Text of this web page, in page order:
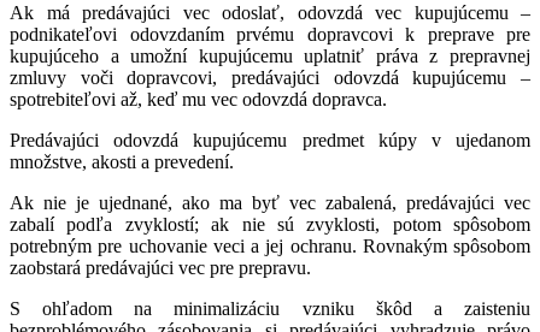
Ak má predávajúci vec odoslať, odovzdá vec kupujúcemu –
podnikateľovi odovzdaním prvému dopravcovi k preprave pre
kupujúceho a umožní kupujúcemu uplatniť práva z prepravnej
zmluvy voči dopravcovi, predávajúci odovzdá kupujúcemu –
spotrebiteľovi až, keď mu vec odovzdá dopravca.
Predávajúci odovzdá kupujúcemu predmet kúpy v ujedanom
množstve, akosti a prevedení.
Ak nie je ujednané, ako ma byť vec zabalená, predávajúci vec
zabalí podľa zvyklostí; ak nie sú zvyklosti, potom spôsobom
potrebným pre uchovanie veci a jej ochranu. Rovnakým spôsobom
zaobstará predávajúci vec pre prepravu.
S ohľadom na minimalizáciu vzniku škôd a zaisteniu